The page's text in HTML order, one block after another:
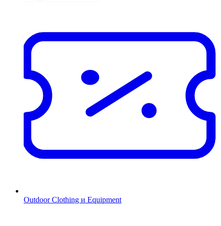
Outdoor Clothing и Equipment